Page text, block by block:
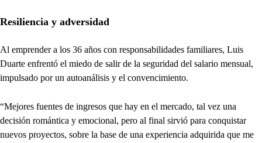
Resiliencia y adversidad
Al emprender a los 36 años con responsabilidades familiares, Luis
Duarte enfrentó el miedo de salir de la seguridad del salario mensual,
impulsado por un autoanálisis y el convencimiento.
“Mejores fuentes de ingresos que hay en el mercado, tal vez una
decisión romántica y emocional, pero al final sirvió para conquistar
nuevos proyectos, sobre la base de una experiencia adquirida que me